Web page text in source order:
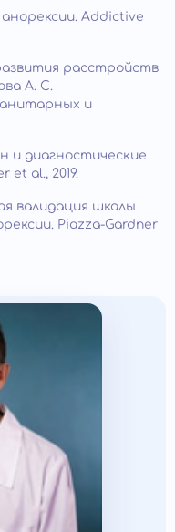
Addictive
расстройств
А. С.
и
и диагностические
et al., 2019.
валидация шкалы
Piazza-Gardner